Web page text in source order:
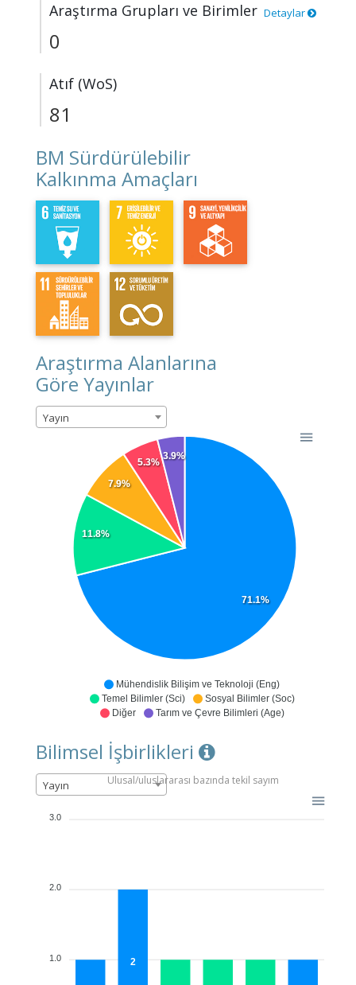
Araştırma Grupları ve Birimler Detaylar
0
Atıf (WoS)
81
BM Sürdürülebilir
Kalkınma Amaçları
Araştırma Alanlarına
Göre Yayınlar
Yayın
Mühendislik Bilişim ve Teknoloji (Eng)
Temel Bilimler (Sci)
Sosyal Bilimler (Soc)
Diğer
Tarım ve Çevre Bilimleri (Age)
71.1%
11.8%
7.9%
5.3%
3.9%
Bilimsel İşbirlikleri
Yayın Ulusal/uluslararası bazında tekil sayım
2
3.0
2.0
1.0